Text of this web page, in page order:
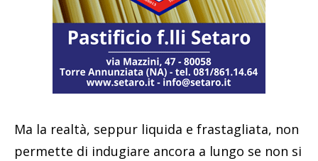
Ma la realtà, seppur liquida e frastagliata, non
permette di indugiare ancora a lungo se non si